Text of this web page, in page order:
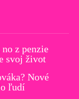
z penzie
svoj život
Nové
ľudí